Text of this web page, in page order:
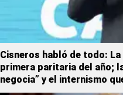
Cisneros habló de todo:
primera paritaria del año;
negocia” y el internismo